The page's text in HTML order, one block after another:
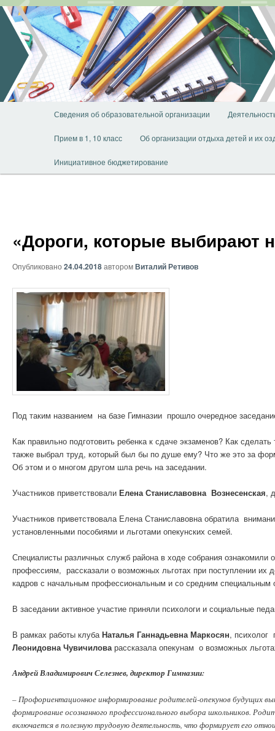
Перейти
основному
содержимому
Сведения об образовательной организации
Прием в 1, 10 класс Об организации отдыха детей и их
Инициативное бюджетирование
«Дороги, которые выбирают
Опубликовано 24.04.2018авторомВиталий Ретивов
Под таким названием на базе Гимназии прошло очередное
Как правильно подготовить ребенка к сдаче экзаменов? Как
также выбрал труд, который был бы по душе ему? Что же это за
Об этом и о многом другом шла речь на заседании.
Участников приветствовали Елена Станиславовна Вознесенская,
Участников приветствовала Елена Станиславовна обратила
установленными пособиями и льготами опекунских семей.
Специалисты различных служб района в ходе собрания ознакомили
профессиям, рассказали о возможных льготах при поступлении их
кадров с начальным профессиональным и со средним специальным
В заседании активное участие приняли психологи и социальные
В рамках работы клубаНаталья Ганнадьевна Маркосян, психолог
Леонидовна Чувичиловарассказала опекунам о возможных
Андрей Владимирович Селезнев, директор Гимназии:
– Профориентационное информирование родителей-опекунов будущих
формирование осознанного профессионального выбора школьников.
включается в полезную трудовую деятельность, что формирует его